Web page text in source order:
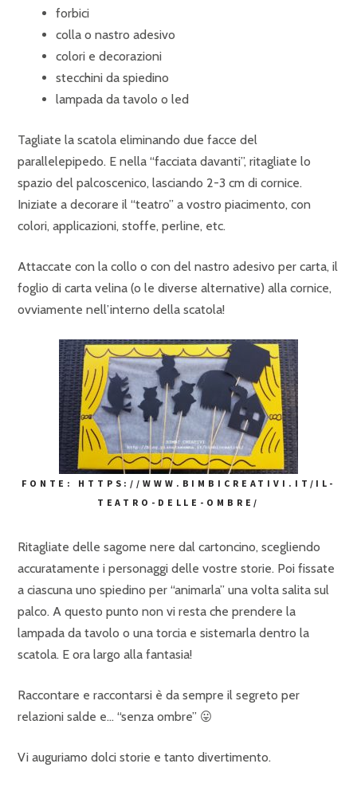
forbici
colla o nastro adesivo
colori e decorazioni
stecchini da spiedino
lampada da tavolo o led
Tagliate la scatola eliminando due facce del
parallelepipedo. E nella “facciata davanti”, ritagliate lo
spazio del palcoscenico, lasciando 2-3 cm di cornice.
Iniziate a decorare il “teatro” a vostro piacimento, con
colori, applicazioni, stoffe, perline, etc.
Attaccate con la collo o con del nastro adesivo per carta, il
foglio di carta velina (o le diverse alternative) alla cornice,
ovviamente nell’interno della scatola!
FONTE: HTTPS://WWW.BIMBICREATIVI.IT/IL-
TEATRO-DELLE-OMBRE/
Ritagliate delle sagome nere dal cartoncino, scegliendo
accuratamente i personaggi delle vostre storie. Poi fissate
a ciascuna uno spiedino per “animarla” una volta salita sul
palco. A questo punto non vi resta che prendere la
lampada da tavolo o una torcia e sistemarla dentro la
scatola. E ora largo alla fantasia!
Raccontare e raccontarsi è da sempre il segreto per
relazioni salde e… “senza ombre” 😛
Vi auguriamo dolci storie e tanto divertimento.